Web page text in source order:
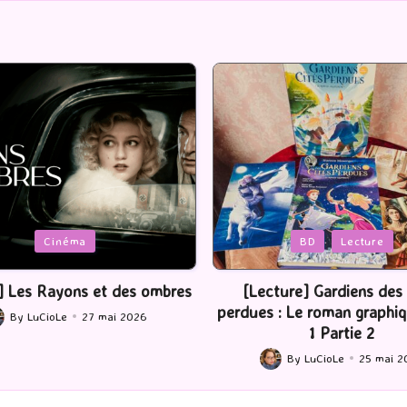
BD Lecture
Gardiens des cités
: Le roman graphique Tome
Posted
in
Serie Tv USA
[Série TV] The Madison :
by
By LuCioLe 22 mai